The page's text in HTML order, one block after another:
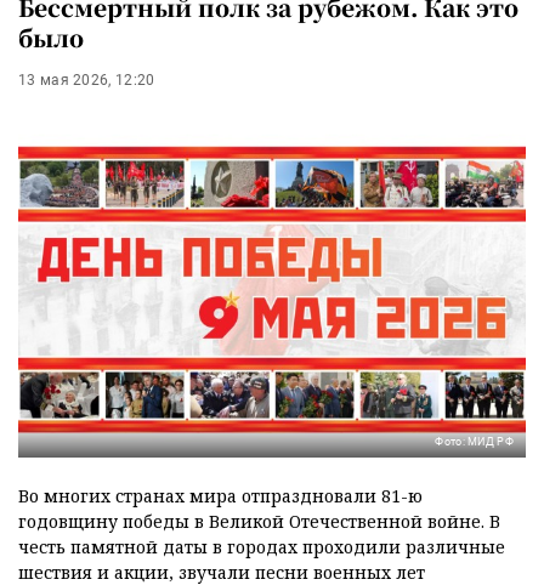
Бессмертный полк за рубежом. Как это
было
13 мая 2026, 12:20
Фото: МИД РФ
Во многих странах мира отпраздновали 81-ю
годовщину победы в Великой Отечественной войне. В
честь памятной даты в городах проходили различные
шествия и акции, звучали песни военных лет